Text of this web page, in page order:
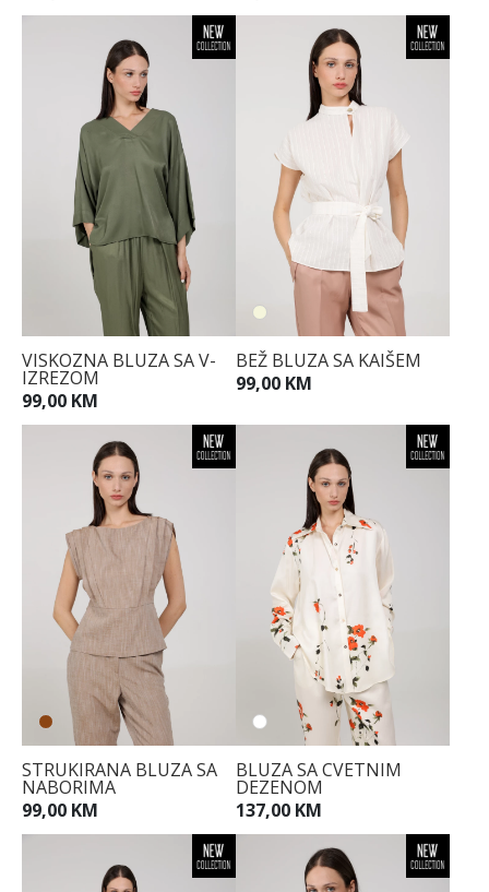
VISKOZNA BLUZA SA V-
IZREZOM
99,00 KM
BEŽ BLUZA SA KAIŠEM
99,00 KM
STRUKIRANA BLUZA SA
NABORIMA
99,00 KM
BLUZA SA CVETNIM
DEZENOM
137,00 KM